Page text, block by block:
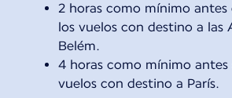
2 horas como mínimo antes
los vuelos con destino a las
Belém.
4 horas como mínimo antes
vuelos con destino a París.